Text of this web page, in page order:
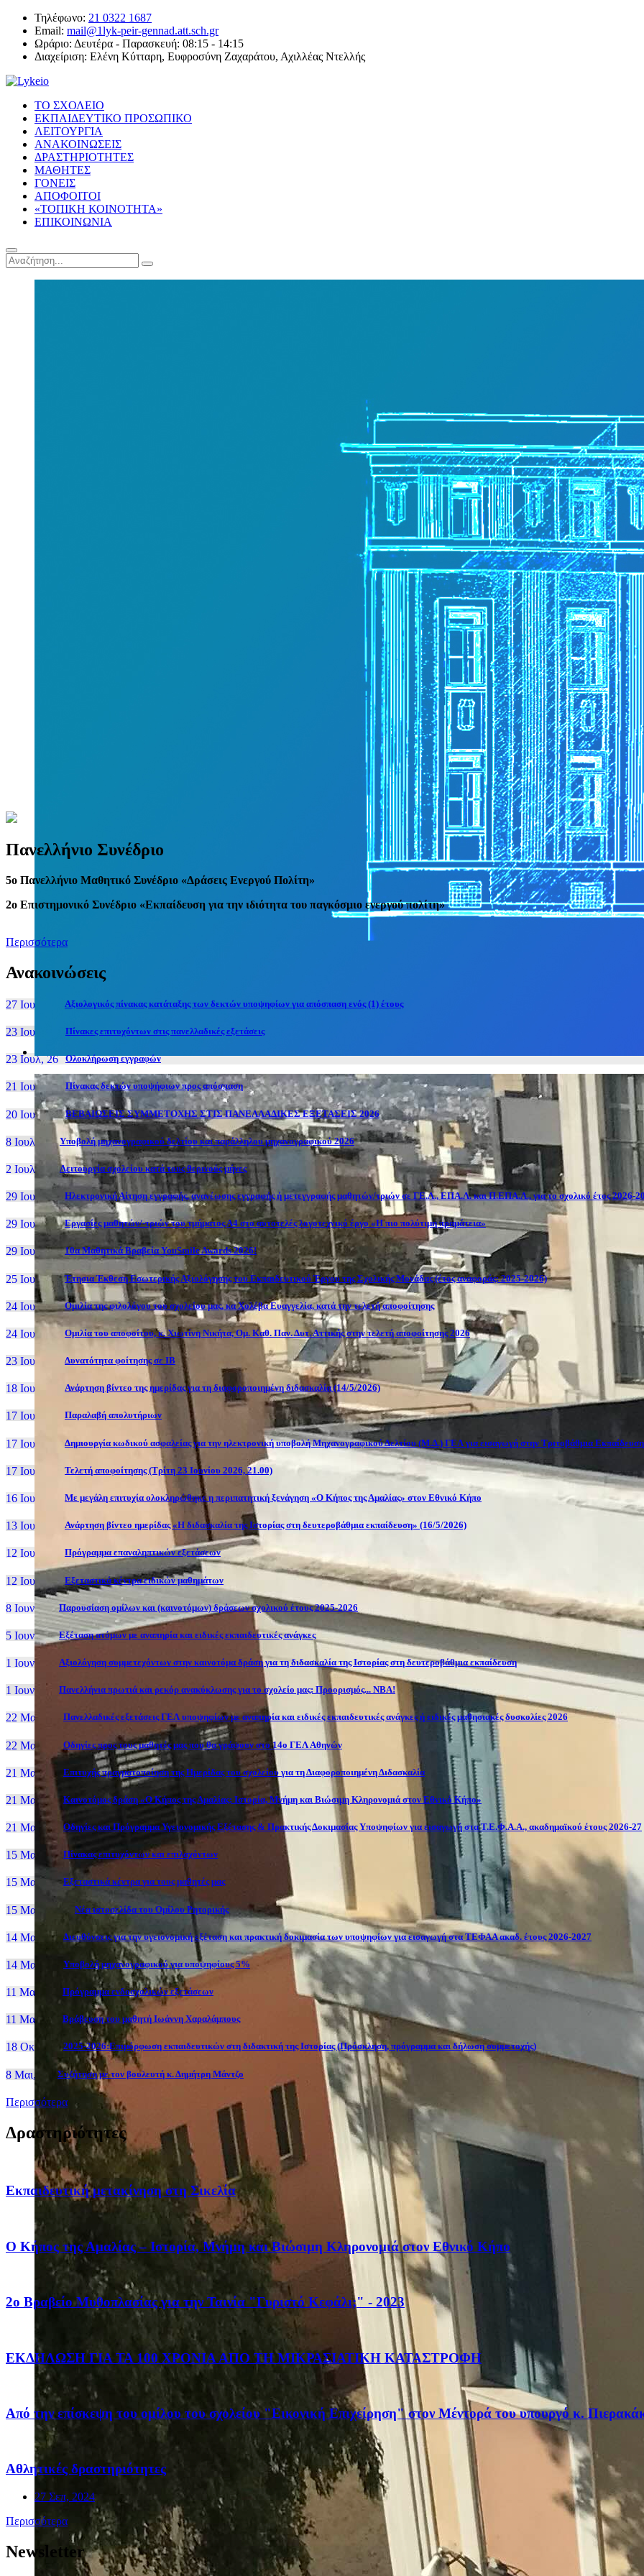
Τηλέφωνο: 21 0322 1687
Email: mail@1lyk-peir-gennad.att.sch.gr
Ωράριο: Δευτέρα - Παρασκευή: 08:15 - 14:15
Διαχείριση: Ελένη Κύτταρη, Ευφροσύνη Ζαχαράτου, Αχιλλέας Ντελλής
ΤΟ ΣΧΟΛΕΙΟ
ΕΚΠΑΙΔΕΥΤΙΚΟ ΠΡΟΣΩΠΙΚΟ
ΛΕΙΤΟΥΡΓΙΑ
ΑΝΑΚΟΙΝΩΣΕΙΣ
ΔΡΑΣΤΗΡΙΟΤΗΤΕΣ
ΜΑΘΗΤΕΣ
ΓΟΝΕΙΣ
ΑΠΟΦΟΙΤΟΙ
«ΤΟΠΙΚΗ ΚΟΙΝΟΤΗΤΑ»
ΕΠΙΚΟΙΝΩΝΙΑ
Πανελλήνιο Συνέδριο
5o Πανελλήνιο Μαθητικό Συνέδριο «Δράσεις Ενεργού Πολίτη»
2ο Επιστημονικό Συνέδριο «Εκπαίδευση για την ιδιότητα του παγκόσμιο ενεργού πολίτη»
Περισσότερα
Ανακοινώσεις
27 Ιουν, 26 Αξιολογικός πίνακας κατάταξης των δεκτών υποψηφίων για απόσπαση ενός (1) έτους
23 Ιουλ, 26 Πίνακες επιτυχόντων στις πανελλαδικές εξετάσεις
23 Ιουλ, 26 Ολοκλήρωση εγγραφών
21 Ιουλ, 26 Πίνακας δεκτών υποψήφιων προς απόσπαση
20 Ιουλ, 26 ΒΕΒΑΙΩΣΕΙΣ ΣΥΜΜΕΤΟΧΗΣ ΣΤΙΣ ΠΑΝΕΛΛΑΔΙΚΕΣ ΕΞΕΤΑΣΕΙΣ 2026
8 Ιουλ, 26 Υποβολή μηχανογραφικού δελτίου και παράλληλου μηχανογραφικού 2026
2 Ιουλ, 26 Λειτουργία σχολείου κατά τους θερινούς μήνες
29 Ιουν, 26 Ηλεκτρονική Αίτηση εγγραφής, ανανέωσης εγγραφής ή μετεγγραφής μαθητών/τριών σε ΓΕ.Λ., ΕΠΑ.Λ. και Π.ΕΠΑ.Λ., για το σχολικό έτος 2026-
29 Ιουν, 26 Εργασίες μαθητών/-τριών του τμήματος Α4 στο αυτοτελές λογοτεχνικό έργο «Η πιο πολύτιμη πραμάτεια»
29 Ιουν, 26 10α Μαθητικά Βραβεία YouSmile Awards 2026!
25 Ιουν, 26 Έτησια Έκθεση Εσωτερικής Αξιολόγησης του Εκπαιδευτικού Έργου της Σχολικής Μονάδας (έτος αναφοράς: 2025-2026)
24 Ιουν, 26 Ομιλία της φιλολόγου του σχολείου μας, κα Χολέβα Ευαγγελία, κατά την τελετή αποφοίτησης
24 Ιουν, 26 Ομιλία του αποφοίτου, κ. Χιωτίνη Νικήτα, Ομ. Καθ. Παν. Δυτ. Αττικής στην τελετή αποφοίτησης 2026
23 Ιουν, 26 Δυνατότητα φοίτησης σε ΙΒ
18 Ιουν, 26 Ανάρτηση βίντεο της ημερίδας για τη διαφοροποιημένη διδασκαλία (14/5/2026)
17 Ιουν, 26 Παραλαβή απολυτήριων
17 Ιουν, 26 Δημιουργία κωδικού ασφαλείας για την ηλεκτρονική υποβολή Μηχανογραφικού Δελτίου (Μ.Δ.) ΓΕΛ για εισαγωγή στην Τριτοβάθμια Εκπαίδευση
17 Ιουν, 26 Τελετή αποφοίτησης (Τρίτη 23 Ιουνίου 2026, 21.00)
16 Ιουν, 26 Με μεγάλη επιτυχία ολοκληρώθηκε η περιπατητική ξενάγηση «Ο Κήπος της Αμαλίας» στον Εθνικό Κήπο
13 Ιουν, 26 Ανάρτηση βίντεο ημερίδας «Η διδασκαλία της Ιστορίας στη δευτεροβάθμια εκπαίδευση» (16/5/2026)
12 Ιουν, 26 Πρόγραμμα επαναληπτικών εξετάσεων
12 Ιουν, 26 Εξεταστικά κέντρα ειδικών μαθημάτων
8 Ιουν, 26 Παρουσίαση ομίλων και (καινοτόμων) δράσεων σχολικού έτους 2025-2026
5 Ιουν, 26 Εξέταση ατόμων με αναπηρία και ειδικές εκπαιδευτικές ανάγκες
1 Ιουν, 26 Αξιολόγηση συμμετεχόντων στην καινοτόμα δράση για τη διδασκαλία της Ιστορίας στη δευτεροβάθμια εκπαίδευση
1 Ιουν, 26 Πανελλήνια πρωτιά και ρεκόρ ανακύκλωσης για το σχολείο μας: Προορισμός... NBA!
22 Μαι, 26 Πανελλαδικές εξετάσεις ΓΕΛ υποψηφίων με αναπηρία και ειδικές εκπαιδευτικές ανάγκες ή ειδικές μαθησιακές δυσκολίες 2026
22 Μαι, 26 Οδηγίες προς τους μαθητές μας που θα γράψουν στο 14ο ΓΕΛ Αθηνών
21 Μαι, 26 Επιτυχής πραγματοποίηση της Ημερίδας του σχολείου για τη Διαφοροποιημένη Διδασκαλία
21 Μαι, 26 Καινοτόμος δράση «Ο Κήπος της Αμαλίας: Ιστορία, Μνήμη και Βιώσιμη Κληρονομιά στον Εθνικό Κήπο»
21 Μαι, 26 Οδηγίες και Πρόγραμμα Υγειονομικής Εξέτασης & Πρακτικής Δοκιμασίας Υποψηφίων για εισαγωγή στα Τ.Ε.Φ.Α.Α., ακαδημαϊκού έτους 2026-27
15 Μαι, 26 Πίνακας επιτυχόντων και επιλαχόντων
15 Μαι, 26 Εξεταστικά κέντρα για τους μαθητές μας
15 Μαι, 2026 Νέα ιστοσελίδα του Ομίλου Ρητορικής
14 Μαι, 26 Διευθύνσεις για την υγειονομική εξέταση και πρακτική δοκιμασία των υποψηφίων για εισαγωγή στα ΤΕΦΑΑ ακαδ. έτους 2026-2027
14 Μαι, 26 Yποβολή μηχανογραφικού για υποψηφίους 5%
11 Μαι, 26 Πρόγραμμα ενδοσχολικών εξετάσεων
11 Μαι, 26 Βράβευση του μαθητή Ιωάννη Χαραλάμπους
18 Οκτ, 25 2025-2026:Επιμόρφωση εκπαιδευτικών στη διδακτική της Ιστορίας (Πρόσκληση, πρόγραμμα και δήλωση συμμετοχής)
8 Μαι, 26 Συζήτηση με τον βουλευτή κ. Δημήτρη Μάντζο
Περισσότερα
Δραστηριότητες
Eκπαιδευτική μετακίνηση στη Σικελία
Ο Κήπος της Αμαλίας – Ιστορία, Μνήμη και Βιώσιμη Κληρονομιά στον Εθνικό Κήπο
2ο Βραβείο Μυθοπλασίας για την Ταινία "Γυριστό Κεφάλι;" - 2023
ΕΚΔΗΛΩΣΗ ΓΙΑ ΤΑ 100 ΧΡΟΝΙΑ ΑΠΟ ΤΗ ΜΙΚΡΑΣΙΑΤΙΚΗ ΚΑΤΑΣΤΡΟΦΗ
Από την επίσκεψη του ομίλου του σχολείου "Εικονική Επιχείρηση" στον Μέντορά του υπουργό κ.
Αθλητικές δραστηριότητες
27 Σεπ, 2024
Περισσότερα
Newsletter